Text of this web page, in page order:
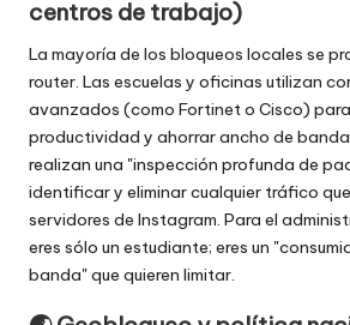
-
O
k
e
y
P
r
o
centros de trabajo)
La mayoría de los bloqueos locales se
router. Las escuelas y oficinas utilizan
avanzados (como Fortinet o Cisco)
productividad y ahorrar ancho de
realizan una "inspección profunda de
identificar y eliminar cualquier tráfico
servidores de Instagram. Para el
eres sólo un estudiante; eres un
banda" que quieren limitar.